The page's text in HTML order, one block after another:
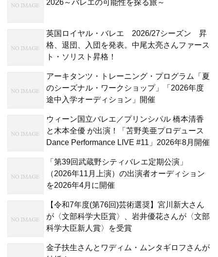
2026～バレエの可能性を探る旅～
英国ロイヤル・バレエ 2026/27シーズン 昇
格、退団、入団を発表。中尾太亮さんファース
ト・ソリスト昇格！
アーキタンツ・トレーニング・プログラム「夏
のシーズナル・ワークショップ」「2026年度
途中入学オーディション」開催
ウィーン国立バレエ／プリンシパル 橋本清香
と木本全優 が出演！「苫野美亜プロデュース
Dance Performance LIVE #11」2026年8月開催
「第39回武蔵野シティバレエ定期公演」
（2026年11月上演）の出演者オーディション
を2026年4月に開催
【令和7年度(第76回)芸術選奨】宮川新大さん
が〈文部科学大臣賞〉、岩井優花さんが〈文部
科学大臣新人賞〉を受賞
金子扶生さんとワディム・ムンタギロフさんが